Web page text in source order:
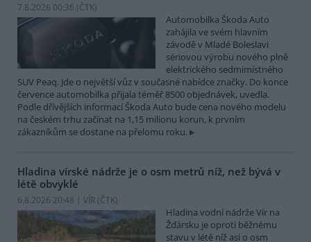
7.8.2026 00:36 (ČTK)
Automobilka Škoda Auto
zahájila ve svém hlavním
závodě v Mladé Boleslavi
sériovou výrobu nového plně
elektrického sedmimístného
SUV Peaq. Jde o největší vůz v současné nabídce značky. Do konce
července automobilka přijala téměř 8500 objednávek, uvedla.
Podle dřívějších informací Škoda Auto bude cena nového modelu
na českém trhu začínat na 1,15 milionu korun, k prvním
zákazníkům se dostane na přelomu roku.
Hladina vírské nádrže je o osm metrů níž, než bývá v
létě obvyklé
6.8.2026 20:48 | VÍR (ČTK)
Hladina vodní nádrže Vír na
Žďársku je oproti běžnému
stavu v létě níž asi o osm